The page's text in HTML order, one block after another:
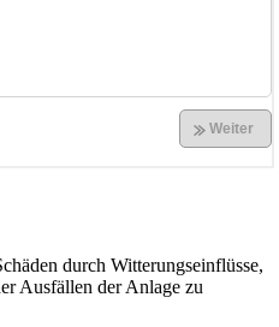
durch Witterungseinflüsse,
Ausfällen der Anlage zu